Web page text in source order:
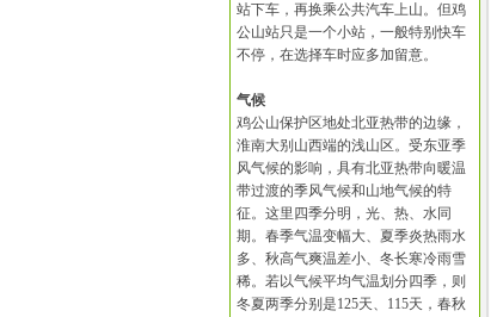
站下车，再换乘公共汽车上山。但鸡
公山站只是一个小站，一般特别快车
不停，在选择车时应多加留意。
气候
鸡公山保护区地处北亚热带的边缘，
淮南大别山西端的浅山区。受东亚季
风气候的影响，具有北亚热带向暖温
带过渡的季风气候和山地气候的特
征。这里四季分明，光、热、水同
期。春季气温变幅大、夏季炎热雨水
多、秋高气爽温差小、冬长寒冷雨雪
稀。若以气候平均气温划分四季，则
冬夏两季分别是125天、115天，春秋